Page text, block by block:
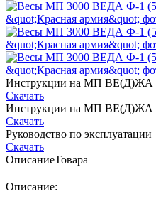
Инструкции на МП ВE(Д)ЖА
Скачать
Инструкции на МП ВЕ(Д)ЖА
Скачать
Руководство по эксплуатации
Скачать
ОписаниеТовара
Описание: